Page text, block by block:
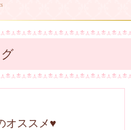
オススメ♥